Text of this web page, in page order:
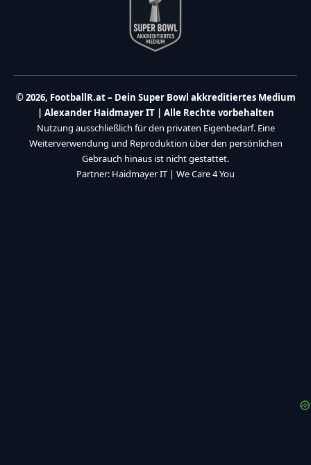
© 2026, FootballR.at – Dein Super Bowl akkreditiertes Medium
| Alexander Haidmayer IT | Alle Rechte vorbehalten
Nutzung ausschließlich für den privaten Eigenbedarf. Eine
Weiterverwendung und Reproduktion über den persönlichen
Gebrauch hinaus ist nicht gestattet.
Partner: Haidmayer IT | We Care 4 You